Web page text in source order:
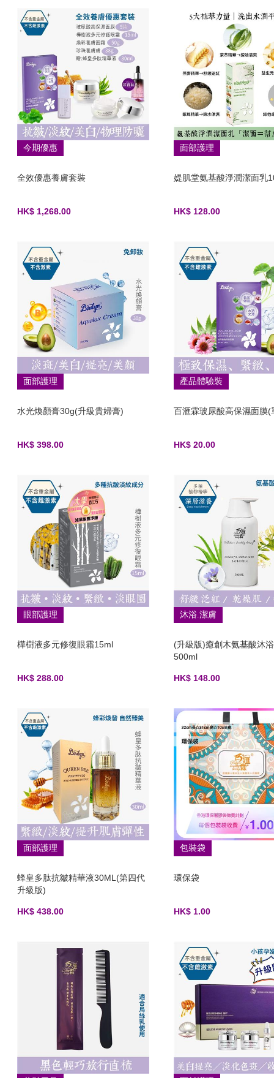
今期優惠
全效優惠養膚套裝
HK$ 1,268.00
面部護理
媞肌堂氨基酸淨潤潔面乳
HK$ 128.00
面部護理
水光煥顏膏30g(升級貴婦膏)
HK$ 398.00
產品體驗裝
百滙霖玻尿酸高保濕面膜(
HK$ 20.00
眼部護理
樺樹液多元修復眼霜15ml
HK$ 288.00
沐浴.潔膚
(升級版)癒創木氨基酸沐
500ml
HK$ 148.00
面部護理
蜂皇多肽抗皺精華液30ML(第四代
升級版)
HK$ 438.00
包裝袋
環保袋
HK$ 1.00